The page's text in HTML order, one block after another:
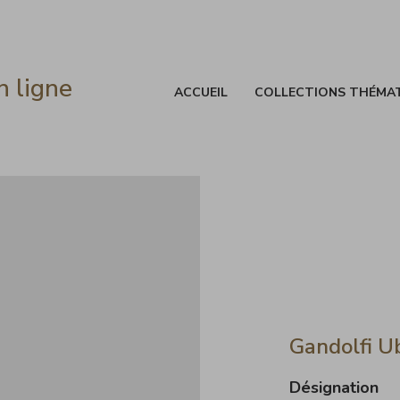
ligne ACCUEIL COLLECTIONS
Gandolfi
Désignation